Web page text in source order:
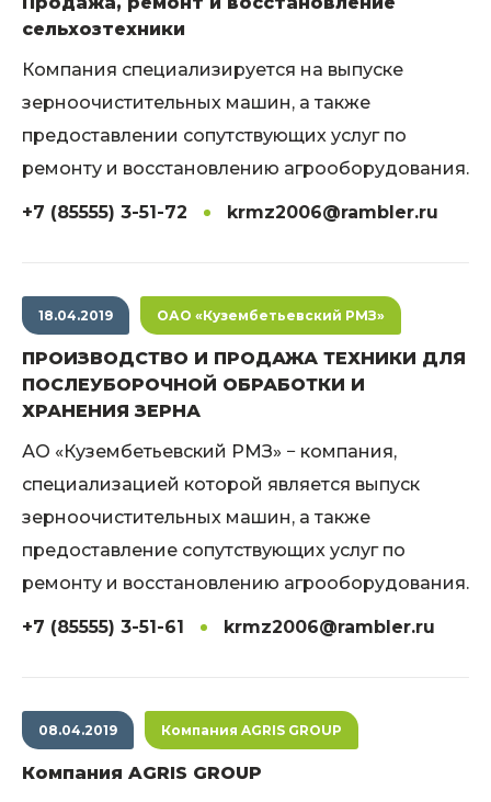
сельхозтехники
Компания специализируется на выпуске
зерноочистительных машин, а также
предоставлении сопутствующих услуг по
ремонту и восстановлению агрооборудования.
+7 (85555) 3-51-72 krmz2006@rambler.ru
18.04.2019 ОАО «Кузембетьевский РМЗ»
ПРОИЗВОДСТВО И ПРОДАЖА ТЕХНИКИ ДЛЯ
ПОСЛЕУБОРОЧНОЙ ОБРАБОТКИ И
ХРАНЕНИЯ ЗЕРНА
АО «Кузембетьевский РМЗ» − компания,
специализацией которой является выпуск
зерноочистительных машин, а также
предоставление сопутствующих услуг по
ремонту и восстановлению агрооборудования.
+7 (85555) 3-51-61 krmz2006@rambler.ru
08.04.2019 Компания AGRIS GROUP
Компания AGRIS GROUP